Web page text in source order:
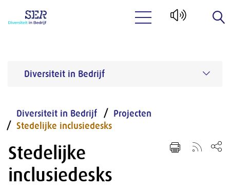
Diversiteit in Bedrijf
Diversiteit in Bedrijf
Projecten
Stedelijke inclusiedesks
Stedelijke
inclusiedesks